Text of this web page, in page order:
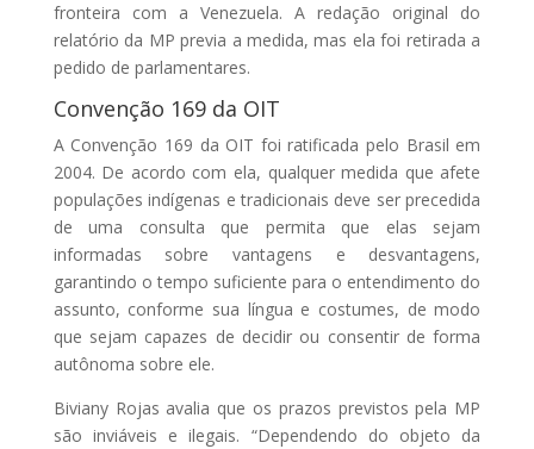
fronteira com a Venezuela. A redação original do
relatório da MP previa a medida, mas ela foi retirada a
pedido de parlamentares.
Convenção 169 da OIT
A Convenção 169 da OIT foi ratificada pelo Brasil em
2004. De acordo com ela, qualquer medida que afete
populações indígenas e tradicionais deve ser precedida
de uma consulta que permita que elas sejam
informadas sobre vantagens e desvantagens,
garantindo o tempo suficiente para o entendimento do
assunto, conforme sua língua e costumes, de modo
que sejam capazes de decidir ou consentir de forma
autônoma sobre ele.
Biviany Rojas avalia que os prazos previstos pela MP
são inviáveis e ilegais. “Dependendo do objeto da